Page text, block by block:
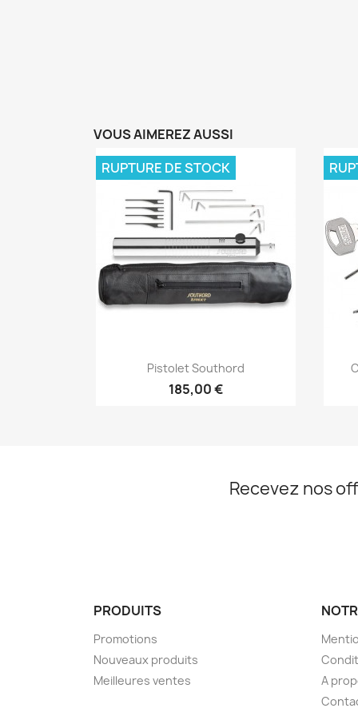
VOUS AIMEREZ AUSSI
Aperçu rapide
Pistolet Southord
185,00 €
RUPTURE DE STOCK
Recevez nos
PRODUITS
Promotions
Nouveaux produits
Meilleures ventes
A